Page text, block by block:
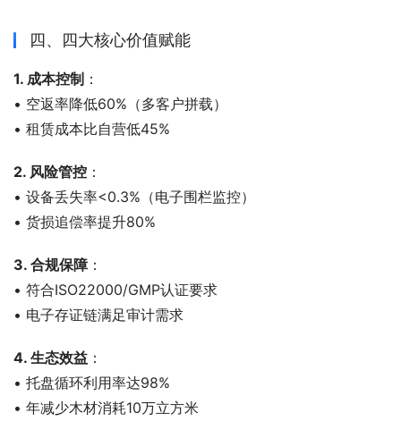
四、四大核心价值赋能
1. 成本控制 ：
• 空返率降低60%（多客户拼载）
• 租赁成本比自营低45%
2. 风险管控 ：
• 设备丢失率<0.3%（电子围栏监控）
• 货损追偿率提升80%
3. 合规保障：
• 符合ISO22000/GMP认证要求
• 电子存证链满足审计需求
4. 生态效益 ：
• 托盘循环利用率达98%
• 年减少木材消耗10万立方米